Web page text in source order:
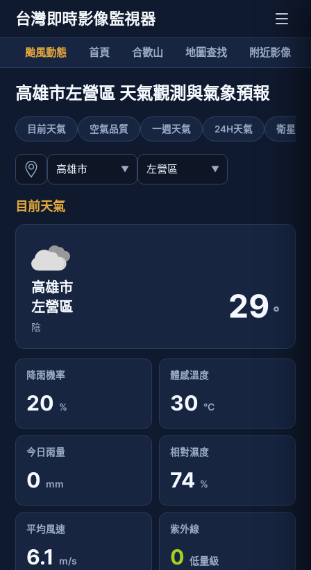
台灣即時影像監視器
颱風動態 首頁 合歡山 地圖查找 附近影像
高雄市左營區 天氣觀測與氣象預報
目前天氣 空氣品質 一週天氣 24H天氣 衛星影
目前天氣
高雄市
左營區
陰
29 °
降雨機率
20 %
體感溫度
30 °C
今日雨量
0 mm
相對濕度
74 %
平均風速
6.1 m/s
紫外線
0 低量級